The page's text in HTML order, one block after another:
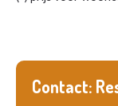
Contact: